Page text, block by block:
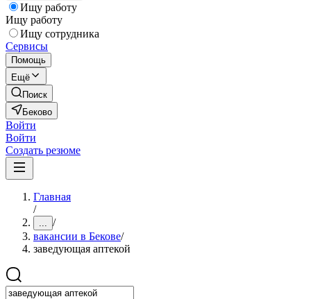
Ищу работу
Ищу работу
Ищу сотрудника
Сервисы
Помощь
Ещё
Поиск
Беково
Войти
Войти
Создать резюме
Главная
/
... /
вакансии в Бекове/
заведующая аптекой